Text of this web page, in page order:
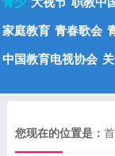
家庭教育 青春歌会
中国教育电视协会
您现在的位置是：